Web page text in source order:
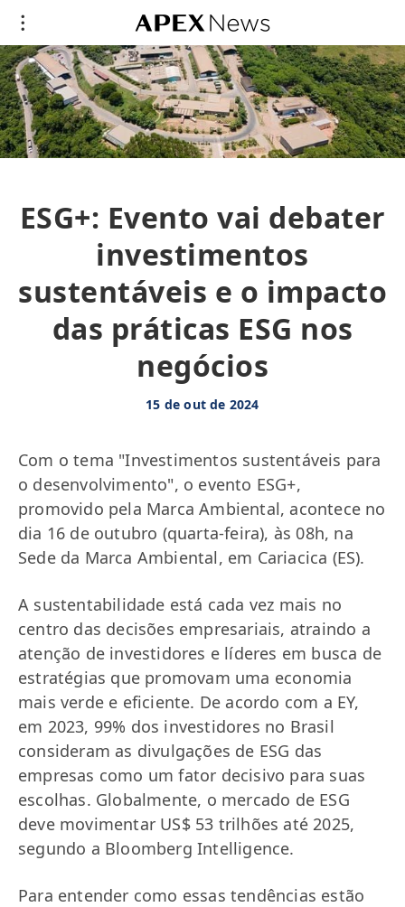
ESG+: Evento vai debater
investimentos
sustentáveis e o impacto
das práticas ESG nos
negócios
15 de out de 2024
Com o tema "Investimentos sustentáveis para
o desenvolvimento", o evento ESG+,
promovido pela Marca Ambiental, acontece no
dia 16 de outubro (quarta-feira), às 08h, na
Sede da Marca Ambiental, em Cariacica (ES).
A sustentabilidade está cada vez mais no
centro das decisões empresariais, atraindo a
atenção de investidores e líderes em busca de
estratégias que promovam uma economia
mais verde e eficiente. De acordo com a EY,
em 2023, 99% dos investidores no Brasil
consideram as divulgações de ESG das
empresas como um fator decisivo para suas
escolhas. Globalmente, o mercado de ESG
deve movimentar US$ 53 trilhões até 2025,
segundo a Bloomberg Intelligence.
Para entender como essas tendências estão